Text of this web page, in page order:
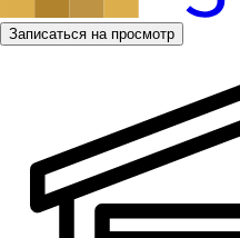
Записаться на просмотр